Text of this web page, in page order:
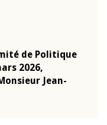
de Politique
2026,
Jean-